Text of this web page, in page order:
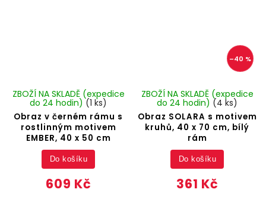
Obraz v černém rámu s
rostlinným motivem
EMBER, 40 x 50 cm
ZBOŽÍ NA SKLADĚ (expedice
do 24 hodin) (1 ks)
609 Kč
Do košíku
–40 %
Obraz SOLARA s motivem
kruhů, 40 x 70 cm, bílý
rám
ZBOŽÍ NA SKLADĚ (expedice
do 24 hodin) (4 ks)
361 Kč
Do košíku